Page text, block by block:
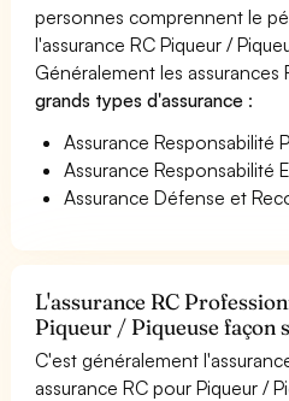
personnes comprennent le
l'assurance RC Piqueur /
Généralement les
grands types d'assurance :
Assurance Responsabilité
Assurance Responsabilité
Assurance Défense et
L'assurance RC
Piqueur / Piqueuse façon
C'est généralement
assurance RC pour Piqueur /